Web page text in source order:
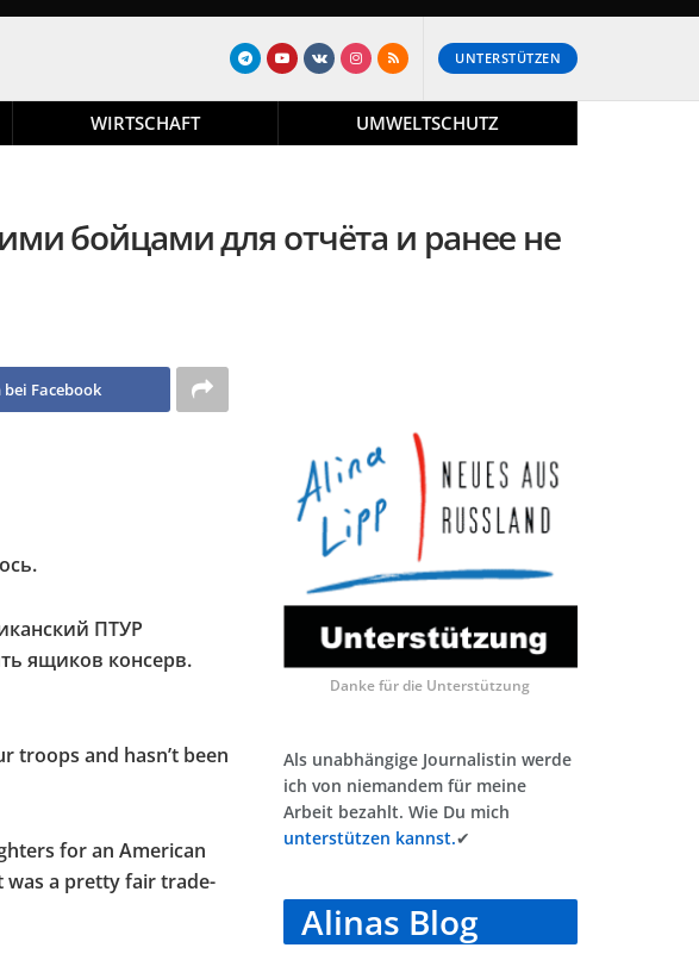
UNTERSTÜTZEN
WIRTSCHAFT UMWELTSCHUTZ
бойцами для отчёта и ранее не
bei Facebook
ПТУР
ящиков консерв.
troops and hasn’t been
for an American
was a pretty fair trade-
Danke für die Unterstützung
Als unabhängige Journalistin werde
ich von niemandem für meine
Arbeit bezahlt. Wie Du mich
unterstützen kannst.✔
Alinas Blog